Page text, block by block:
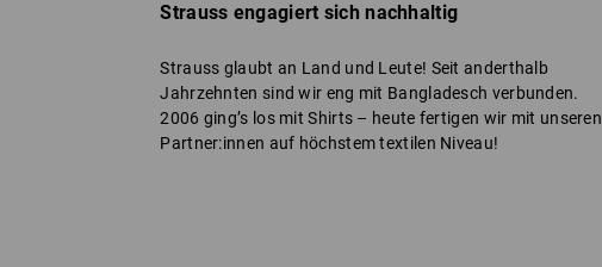
Strauss engagiert sich nachhaltig
Strauss glaubt an Land und Leute! Seit anderthalb
Jahrzehnten sind wir eng mit Bangladesch verbunden.
2006 ging’s los mit Shirts – heute fertigen wir mit unseren
Partner:innen auf höchstem textilen Niveau!